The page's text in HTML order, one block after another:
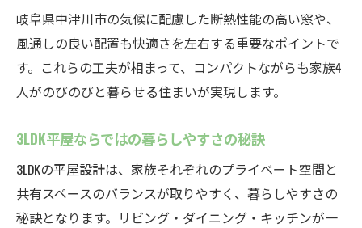
岐阜県中津川市の気候に配慮した断熱性能の高い窓や、
風通しの良い配置も快適さを左右する重要なポイントで
す。これらの工夫が相まって、コンパクトながらも家族4
人がのびのびと暮らせる住まいが実現します。
3LDK平屋ならではの暮らしやすさの秘訣
3LDKの平屋設計は、家族それぞれのプライベート空間と
共有スペースのバランスが取りやすく、暮らしやすさの
秘訣となります。リビング・ダイニング・キッチンが一